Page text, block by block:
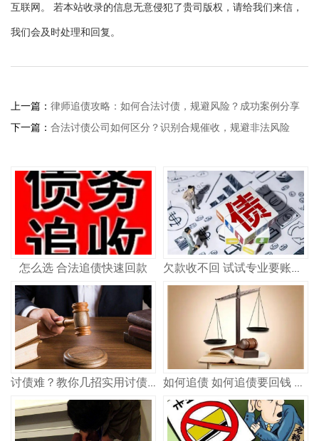
互联网。 若本站收录的信息无意侵犯了贵司版权，请给我们来信，
我们会及时处理和回复。
上一篇： 律师追债攻略：如何合法讨债，规避风险？成功案例分享
下一篇： 合法讨债公司如何区分？识别合规催收，规避非法风险
怎么选 合法追债快速回款